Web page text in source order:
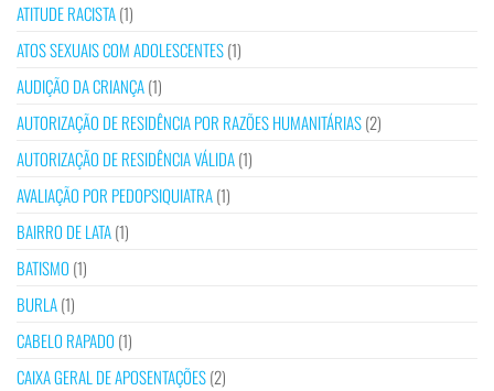
ATITUDE RACISTA(1)
ATOS SEXUAIS COM ADOLESCENTES(1)
AUDIÇÃO DA CRIANÇA(1)
AUTORIZAÇÃO DE RESIDÊNCIA POR RAZÕES HUMANITÁRIAS(2)
AUTORIZAÇÃO DE RESIDÊNCIA VÁLIDA(1)
AVALIAÇÃO POR PEDOPSIQUIATRA(1)
BAIRRO DE LATA(1)
BATISMO (1)
BURLA(1)
CABELO RAPADO (1)
CAIXA GERAL DE APOSENTAÇÕES(2)